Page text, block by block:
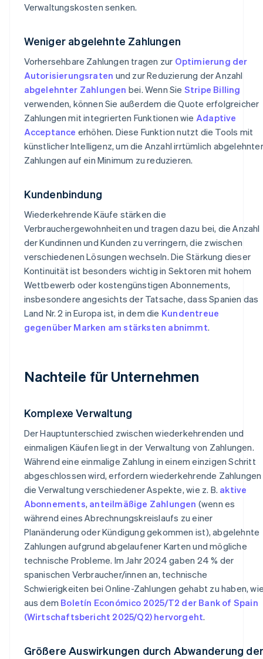
Verwaltungskosten senken.
Weniger abgelehnte Zahlungen
Vorhersehbare Zahlungen tragen zur Optimierung der
Autorisierungsraten und zur Reduzierung der Anzahl
abgelehnter Zahlungen bei. Wenn Sie Stripe Billing
verwenden, können Sie außerdem die Quote erfolgreicher
Zahlungen mit integrierten Funktionen wie Adaptive
Acceptance erhöhen. Diese Funktion nutzt die Tools mit
künstlicher Intelligenz, um die Anzahl irrtümlich abgelehnter
Zahlungen auf ein Minimum zu reduzieren.
Kundenbindung
Wiederkehrende Käufe stärken die
Verbrauchergewohnheiten und tragen dazu bei, die Anzahl
der Kundinnen und Kunden zu verringern, die zwischen
verschiedenen Lösungen wechseln. Die Stärkung dieser
Kontinuität ist besonders wichtig in Sektoren mit hohem
Wettbewerb oder kostengünstigen Abonnements,
insbesondere angesichts der Tatsache, dass Spanien das
Land Nr. 2 in Europa ist, in dem die Kundentreue
gegenüber Marken am stärksten abnimmt.
Nachteile für Unternehmen
Komplexe Verwaltung
Der Hauptunterschied zwischen wiederkehrenden und
einmaligen Käufen liegt in der Verwaltung von Zahlungen.
Während eine einmalige Zahlung in einem einzigen Schritt
abgeschlossen wird, erfordern wiederkehrende Zahlungen
die Verwaltung verschiedener Aspekte, wie z. B. aktive
Abonnements, anteilmäßige Zahlungen (wenn es
während eines Abrechnungskreislaufs zu einer
Planänderung oder Kündigung gekommen ist), abgelehnte
Zahlungen aufgrund abgelaufener Karten und mögliche
technische Probleme. Im Jahr 2024 gaben 24 % der
spanischen Verbraucher/innen an, technische
Schwierigkeiten bei Online-Zahlungen gehabt zu haben,
aus dem Boletín Económico 2025/T2 der Bank of Spain
(Wirtschaftsbericht 2025/Q2) hervorgeht.
Größere Auswirkungen durch Abwanderung der